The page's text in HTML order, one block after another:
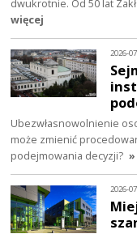
dwukrotnie. Od 50 lat
więcej
2026-
Ubezwłasnowolnienie
może zmienić
podejmowania decyzji?
2026-